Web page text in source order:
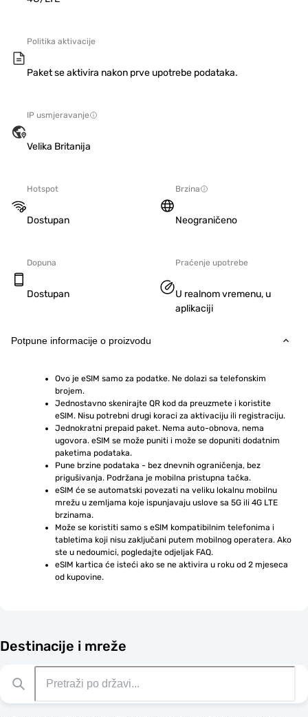
Politika aktivacije
Paket se aktivira nakon prve upotrebe podataka.
IP usmjeravanje
Velika Britanija
Hotspot
Dostupan
Brzina
Neograničeno
Dopuna
Dostupan
Praćenje upotrebe
U realnom vremenu, u
aplikaciji
Potpune informacije o proizvodu
Ovo je eSIM samo za podatke. Ne dolazi sa telefonskim
brojem.
Jednostavno skenirajte QR kod da preuzmete i koristite
eSIM. Nisu potrebni drugi koraci za aktivaciju ili registraciju.
Jednokratni prepaid paket. Nema auto-obnova, nema
ugovora. eSIM se može puniti i može se dopuniti dodatnim
paketima podataka.
Pune brzine podataka - bez dnevnih ograničenja, bez
prigušivanja. Podržana je mobilna pristupna tačka.
eSIM će se automatski povezati na veliku lokalnu mobilnu
mrežu u zemljama koje ispunjavaju uslove sa 5G ili 4G LTE
brzinama.
Može se koristiti samo s eSIM kompatibilnim telefonima i
tabletima koji nisu zaključani putem mobilnog operatera. Ako
ste u nedoumici, pogledajte odjeljak FAQ.
eSIM kartica će isteći ako se ne aktivira u roku od 2 mjeseca
od kupovine.
Destinacije i mreže